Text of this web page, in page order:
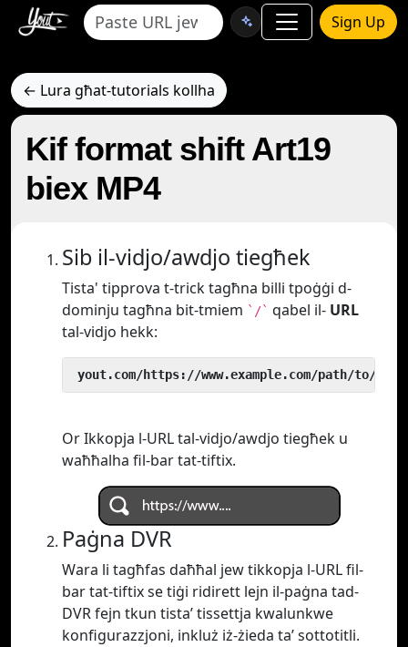
Sign Up
← Lura għat-tutorials kollha
Kif format shift Art19
biex MP4
Sib il-vidjo/awdjo tiegħek
Tista' tipprova t-trick tagħna billi tpoġġi d-
dominju tagħna bit-tmiem `/` qabel il- URL
tal-vidjo hekk:
yout.com/https://www.example.com/path/to/
Or Ikkopja l-URL tal-vidjo/awdjo tiegħek u
waħħalha fil-bar tat-tiftix.
Paġna DVR
Wara li tagħfas daħħal jew tikkopja l-URL fil-
bar tat-tiftix se tiġi ridirett lejn il-paġna tad-
DVR fejn tkun tista’ tissettja kwalunkwe
konfigurazzjoni, inkluż iż-żieda ta’ sottotitli.